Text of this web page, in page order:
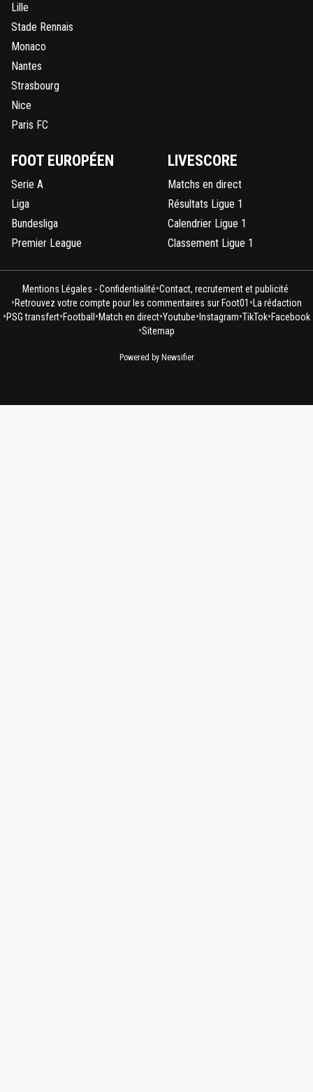
Lille
Stade Rennais
Monaco
Nantes
Strasbourg
Nice
Paris FC
FOOT EUROPÉEN
Serie A
Liga
Bundesliga
Premier League
LIVESCORE
Matchs en direct
Résultats Ligue 1
Calendrier Ligue 1
Classement Ligue 1
Mentions Légales - Confidentialité•Contact, recrutement et publicité
•Retrouvez votre compte pour les commentaires sur Foot01 •La rédaction
•PSG transfert•Football •Match en direct•Youtube• Instagram•TikTok•Facebook
•Sitemap
Powered by Newsifier